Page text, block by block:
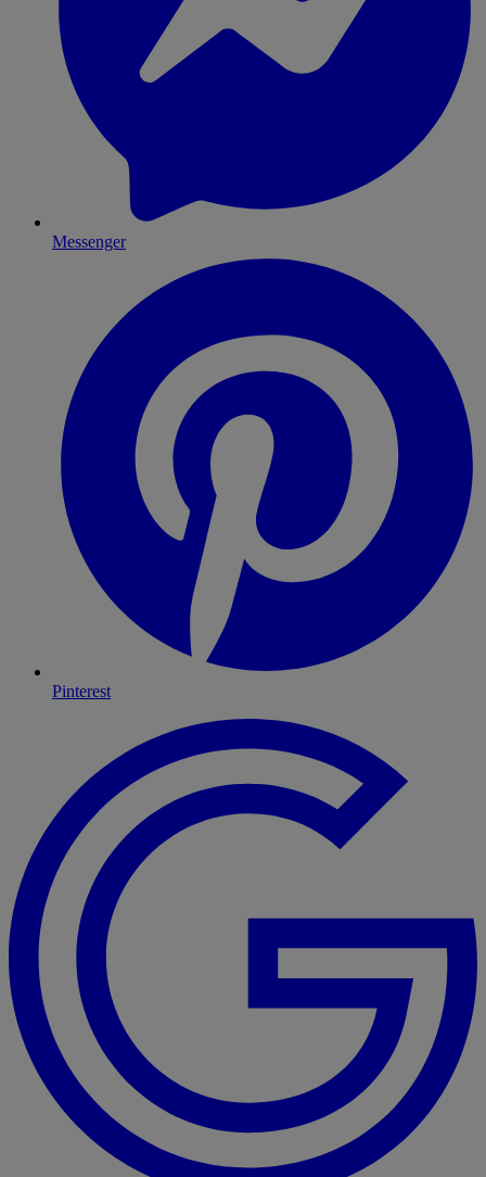
Messenger
Pinterest